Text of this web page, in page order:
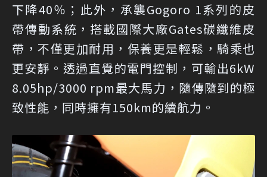
下降40％；此外，承襲Gogoro 1系列的皮
帶傳動系統，搭載國際大廠Gates碳纖維皮
帶，不僅更加耐用，保養更是輕鬆，騎乘也
更安靜。透過直覺的電門控制，可輸出6kW
8.05hp/3000 rpm最大馬力，隨傳隨到的極
致性能，同時擁有150km的續航力。